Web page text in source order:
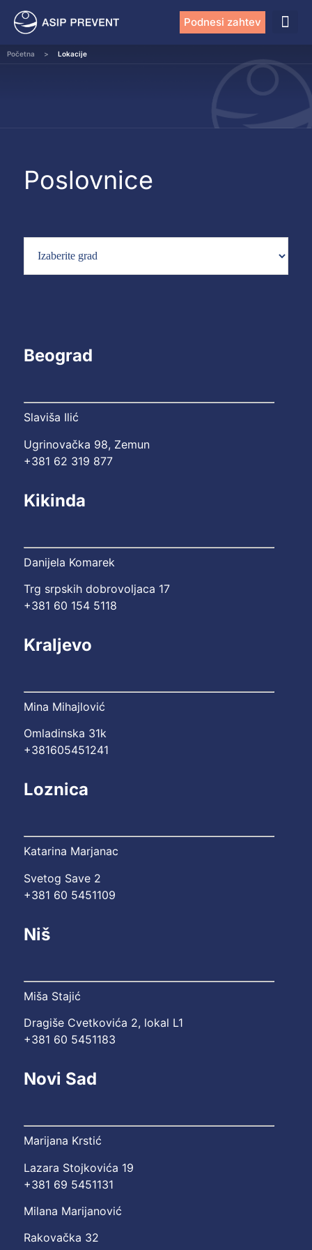
Podnesi zahtev
Početna > Lokacije
Poslovnice
Beograd
Slaviša Ilić
Ugrinovačka 98, Zemun
+381 62 319 877
Kikinda
Danijela Komarek
Trg srpskih dobrovoljaca 17
+381 60 154 5118
Kraljevo
Mina Mihajlović
Omladinska 31k
+381605451241
Loznica
Katarina Marjanac
Svetog Save 2
+381 60 5451109
Niš
Miša Stajić
Dragiše Cvetkovića 2, lokal L1
+381 60 5451183
Novi Sad
Marijana Krstić
Lazara Stojkovića 19
+381 69 5451131
Milana Marijanović
Rakovačka 32